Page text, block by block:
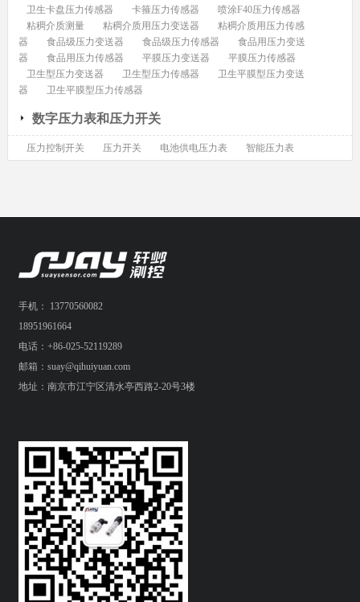
卫生卡盘压力传感器 卡箍压力传感器
喷涂F40压力传感器
粘稠介质测量
粘稠介质用压力变送器
粘稠介质用压力传感
器
食品级压力变送器 食品级压力传感器
食品用压力变送
器
食品用压力传感器 平膜压力变送器
平膜压力传感器
卫生型压力变送器
卫生型压力传感器
卫生平膜型压力变送
器
卫生平膜型压力传感器
数字压力表和压力开关
压力控制开关 压力开关 电池供电压力表 智能压力表
手机： 13770560082
18951961664
电话：+86-025-52119289
邮箱：suay@qihuiyuan.com
地址：南京市江宁区清水亭西路2-20号3楼